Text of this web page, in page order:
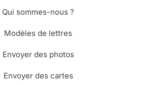
Qui sommes-nous ?
Modèles de lettres
Envoyer des photos
Envoyer des cartes